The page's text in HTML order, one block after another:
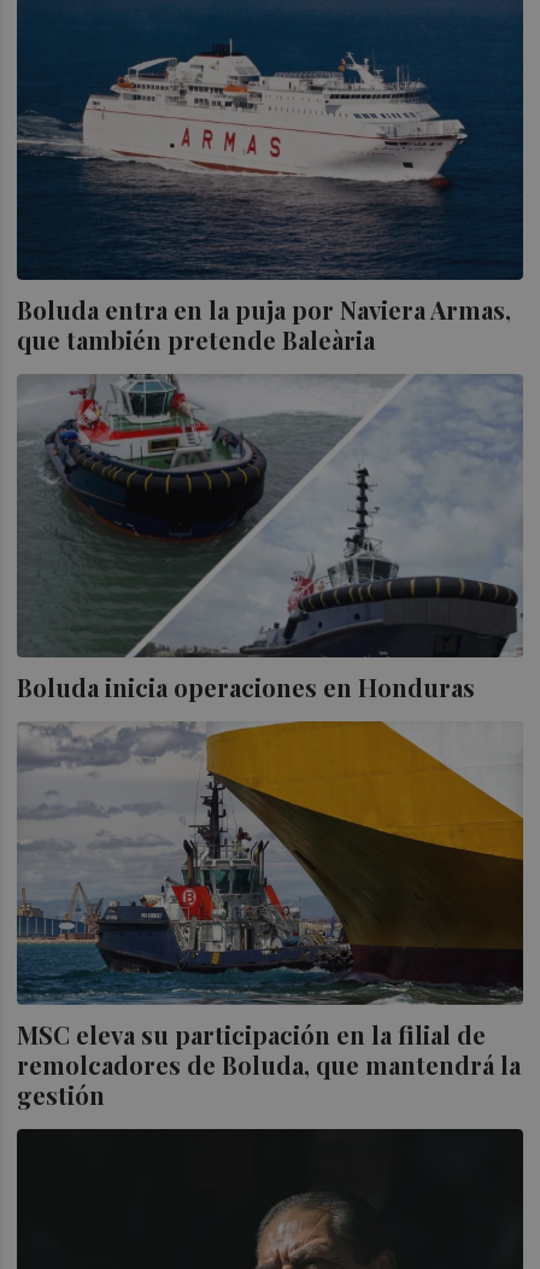
Boluda entra en la puja por Naviera Armas,
que también pretende Baleària
Boluda inicia operaciones en Honduras
MSC eleva su participación en la filial de
remolcadores de Boluda, que mantendrá la
gestión